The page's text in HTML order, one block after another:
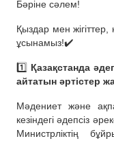
Бәріне сәлем!
Қыздар мен
ұсынамыз!✔️
1️⃣ Қазақстанда
айтатын әртістер
Мәдениет және
кезіндегі әдепсіз
Министрліктің